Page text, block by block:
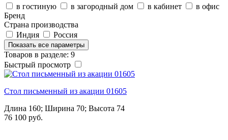
в гостиную
в загородный дом в кабинет
в офис
Бренд
Страна производства
Индия
Россия
Показать все параметры
Товаров в разделе: 9
Быстрый просмотр
Стол письменный из акации 01605
Длина 160; Ширина 70; Высота 74
76 100 руб.